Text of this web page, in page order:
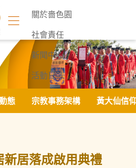
關於嗇色園
社會責任
新聞中心
活動日誌
聯絡我們
態 宗教事務架構 黃大仙信
新居落成啟用典禮